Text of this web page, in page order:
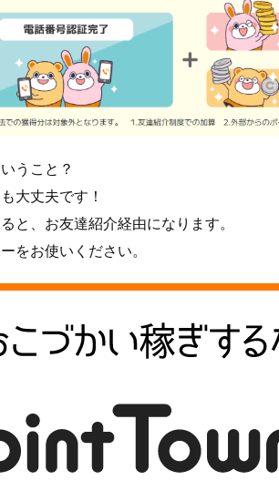
うこと？
大丈夫です！
と、お友達紹介経由になります。
をお使いください。